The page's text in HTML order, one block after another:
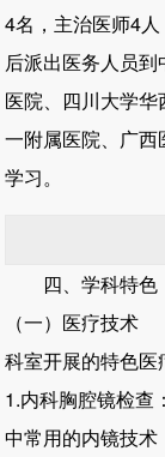
4名，主治医师4
后派出医务人员
医院、四川大学
一附属医院、广
学习。
四、学科特色
（一）医疗技术
科室开展的特色医
1.内科胸腔镜检查
中常用的内镜技